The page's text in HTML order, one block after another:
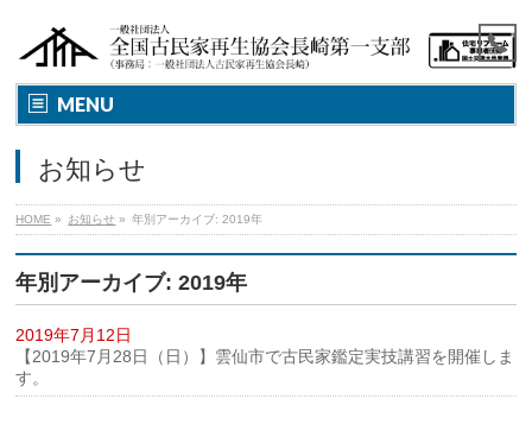
MENU
お知らせ
HOME » お知らせ » 年別アーカイブ: 2019年
年別アーカイブ: 2019年
2019年7月12日
【2019年7月28日（日）】雲仙市で古民家鑑定実技講習を開催しま
す。